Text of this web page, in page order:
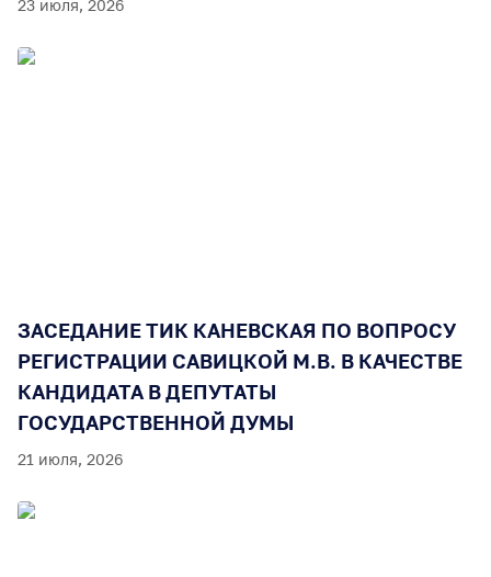
23 июля, 2026
ЗАСЕДАНИЕ ТИК КАНЕВСКАЯ ПО ВОПРОСУ
РЕГИСТРАЦИИ САВИЦКОЙ М.В. В КАЧЕСТВЕ
КАНДИДАТА В ДЕПУТАТЫ
ГОСУДАРСТВЕННОЙ ДУМЫ
21 июля, 2026